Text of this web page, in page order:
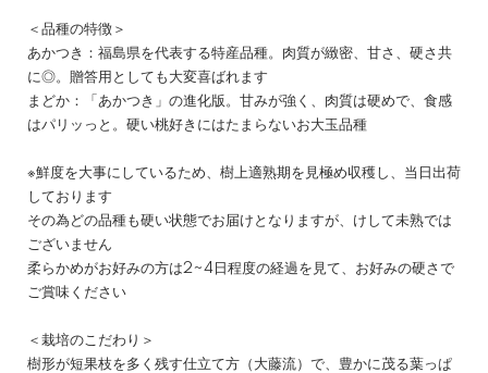
＜品種の特徴＞
あかつき：福島県を代表する特産品種。肉質が緻密、甘さ、硬さ共
に◎。贈答用としても大変喜ばれます
まどか：「あかつき」の進化版。甘みが強く、肉質は硬めで、食感
はパリッっと。硬い桃好きにはたまらないお大玉品種
※鮮度を大事にしているため、樹上適熟期を見極め収穫し、当日出荷
しております
その為どの品種も硬い状態でお届けとなりますが、けして未熟では
ございません
柔らかめがお好みの方は2~4日程度の経過を見て、お好みの硬さで
ご賞味ください
＜栽培のこだわり＞
樹形が短果枝を多く残す仕立て方（大藤流）で、豊かに茂る葉っぱ